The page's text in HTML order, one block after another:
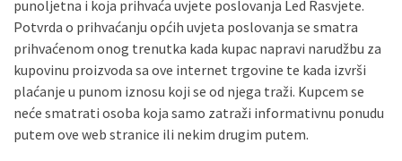
punoljetna i koja prihvaća uvjete poslovanja Led Rasvjete.
Potvrda o prihvaćanju općih uvjeta poslovanja se smatra
prihvaćenom onog trenutka kada kupac napravi narudžbu za
kupovinu proizvoda sa ove internet trgovine te kada izvrši
plaćanje u punom iznosu koji se od njega traži. Kupcem se
neće smatrati osoba koja samo zatraži informativnu ponudu
putem ove web stranice ili nekim drugim putem.